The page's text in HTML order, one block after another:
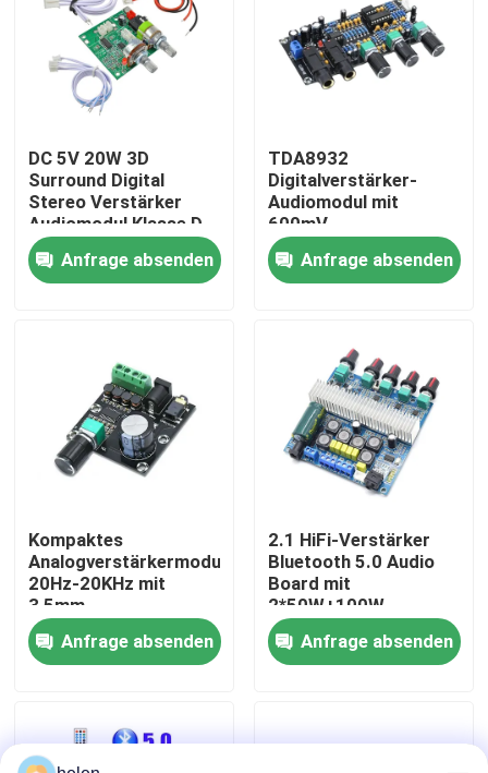
Produkte
Über uns
Qualitätskontrolle
Neuigkeiten
Rechtssachen
Verstärker-Board-Modul
DC 5V 20W 3D
Surround Digital
Stereo Verstärker
Audiomodul Klasse D
Verstärkerplatine
Anfrage absenden
TDA8932
Digitalverstärker-
Audiomodul mit
600mV
Eingangsempfindlichkeit
90dB SNR und 3W
Ausgangsleistung
Anfrage absenden
Kompaktes
Analogverstärkermodul
20Hz-20KHz mit
3,5mm
Eingangsschnittstelle
und Silberveredelung
Anfrage absenden
2.1 HiFi-Verstärker
Bluetooth 5.0 Audio
Board mit
2*50W+100W
Ausgang und
DC12~24V
Stromversorgung
Anfrage absenden